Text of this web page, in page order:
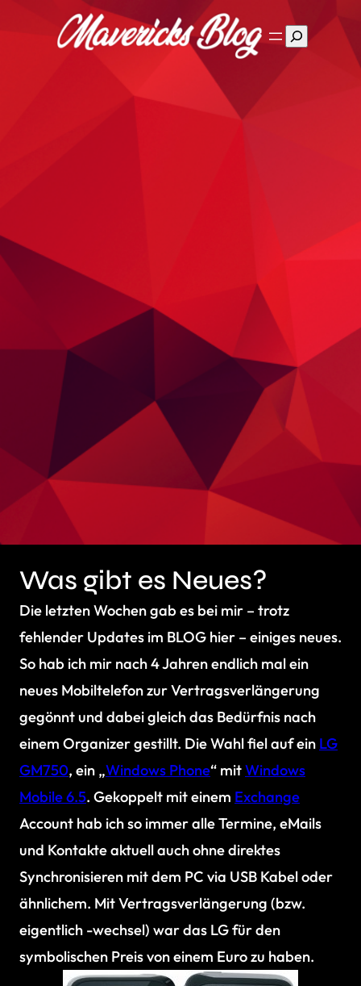
Suchen
Was gibt es Neues?
Die letzten Wochen gab es bei mir – trotz
fehlender Updates im BLOG hier – einiges neues.
So hab ich mir nach 4 Jahren endlich mal ein
neues Mobiltelefon zur Vertragsverlängerung
gegönnt und dabei gleich das Bedürfnis nach
einem Organizer gestillt. Die Wahl fiel auf ein LG
GM750, ein „Windows Phone“ mitWindows
Mobile 6.5. Gekoppelt mit einem Exchange
Account hab ich so immer alle Termine, eMails
und Kontakte aktuell auch ohne direktes
Synchronisieren mit dem PC via USB Kabel oder
ähnlichem. Mit Vertragsverlängerung (bzw.
eigentlich -wechsel) war das LG für den
symbolischen Preis von einem Euro zu haben.